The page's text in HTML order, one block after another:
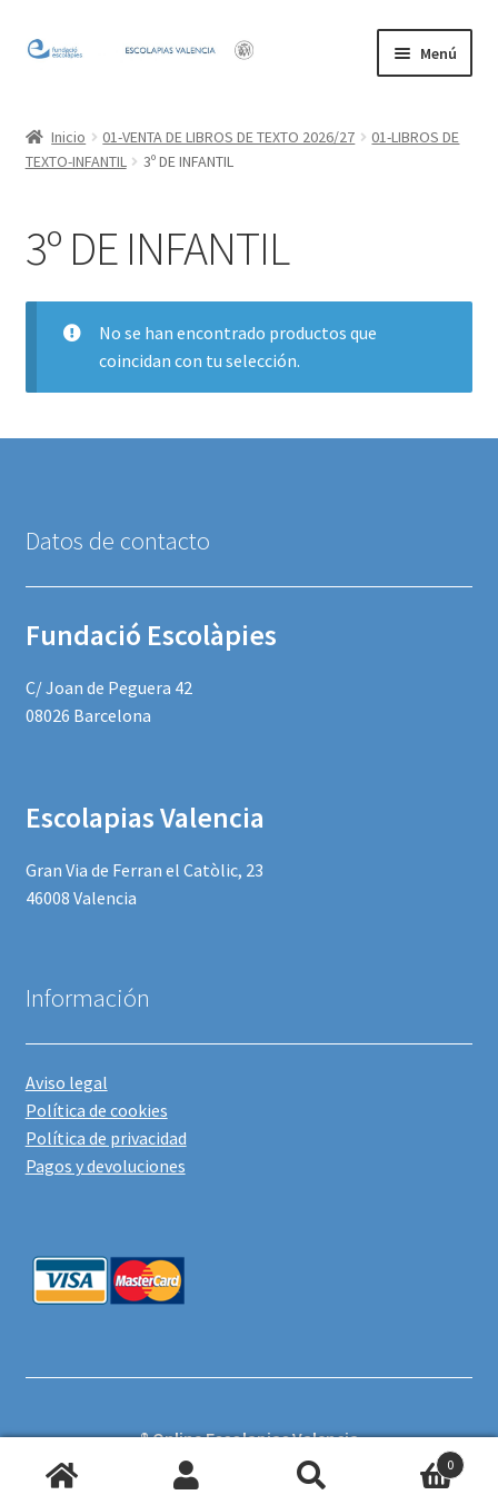
Ir
navegación
Ir
Menú
Mi cuenta
Inicio 01-VENTA DE LIBROS DE TEXTO 2026/27
01-LIBROS DE
TEXTO-INFANTIL
3º DE INFANTIL
3º DE INFANTIL
No se han encontrado productos que
coincidan con tu selección.
Datos de contacto
Fundació Escolàpies
C/ Joan de Peguera 42
08026 Barcelona
Escolapias Valencia
Gran Via de Ferran el Catòlic, 23
46008 Valencia
Información
Aviso legal
Política de cookies
Política de privacidad
Pagos y devoluciones
® Online Escolapias Valencia
0